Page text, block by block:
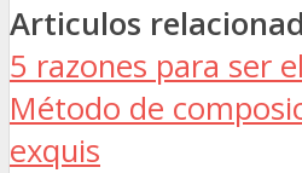
Articulos
5 razones para ser
Método de
exquis